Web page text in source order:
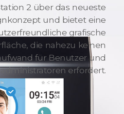
2 über das neueste
und bietet eine
grafische
die nahezu keinen
für Benutzer und
erfordert.